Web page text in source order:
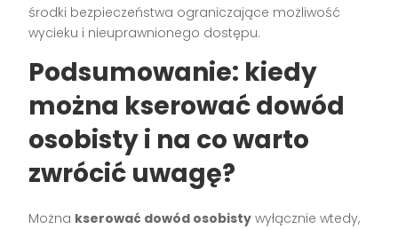
środki bezpieczeństwa ograniczające możliwość
wycieku i nieuprawnionego dostępu.
Podsumowanie: kiedy
można kserować dowód
osobisty i na co warto
zwrócić uwagę?
Można kserować dowód osobisty wyłącznie wtedy,